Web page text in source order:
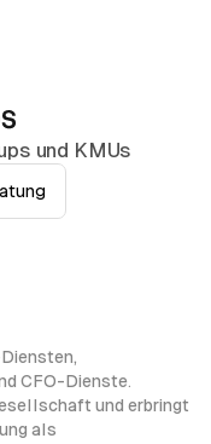
und KMUs
CFO-Dienste.
und erbringt
als